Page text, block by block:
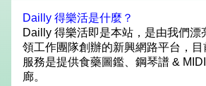
Dailly 得樂活是什麼？
Dailly 得樂活即是本站，是由我們漂
領工作團隊創辦的新興網路平台，
服務是提供食藥圖鑑、鋼琴譜 &
廊。